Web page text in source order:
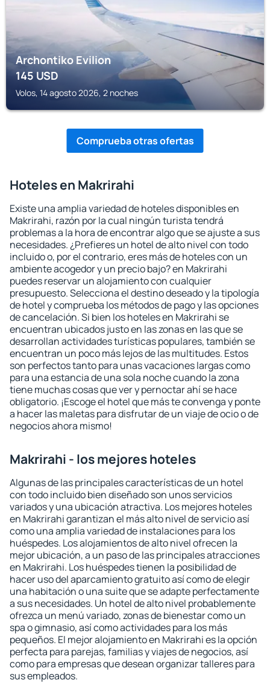
Archontiko Evilion
145USD
Volos, 14 agosto 2026, 2 noches
Comprueba otras ofertas
Hoteles en Makrirahi
Existe una amplia variedad de hoteles disponibles en
Makrirahi, razón por la cual ningún turista tendrá
problemas a la hora de encontrar algo que se ajuste a sus
necesidades. ¿Prefieres un hotel de alto nivel con todo
incluido o, por el contrario, eres más de hoteles con un
ambiente acogedor y un precio bajo? en Makrirahi
puedes reservar un alojamiento con cualquier
presupuesto. Selecciona el destino deseado y la tipología
de hotel y comprueba los métodos de pago y las opciones
de cancelación. Si bien los hoteles en Makrirahi se
encuentran ubicados justo en las zonas en las que se
desarrollan actividades turísticas populares, también se
encuentran un poco más lejos de las multitudes. Estos
son perfectos tanto para unas vacaciones largas como
para una estancia de una sola noche cuando la zona
tiene muchas cosas que ver y pernoctar ahí se hace
obligatorio. ¡Escoge el hotel que más te convenga y ponte
a hacer las maletas para disfrutar de un viaje de ocio o de
negocios ahora mismo!
Makrirahi - los mejores hoteles
Algunas de las principales características de un hotel
con todo incluido bien diseñado son unos servicios
variados y una ubicación atractiva. Los mejores hoteles
en Makrirahi garantizan el más alto nivel de servicio así
como una amplia variedad de instalaciones para los
huéspedes. Los alojamientos de alto nivel ofrecen la
mejor ubicación, a un paso de las principales atracciones
en Makrirahi. Los huéspedes tienen la posibilidad de
hacer uso del aparcamiento gratuito así como de elegir
una habitación o una suite que se adapte perfectamente
a sus necesidades. Un hotel de alto nivel probablemente
ofrezca un menú variado, zonas de bienestar como un
spa o gimnasio, así como actividades para los más
pequeños. El mejor alojamiento en Makrirahi es la opción
perfecta para parejas, familias y viajes de negocios, así
como para empresas que desean organizar talleres para
sus empleados.